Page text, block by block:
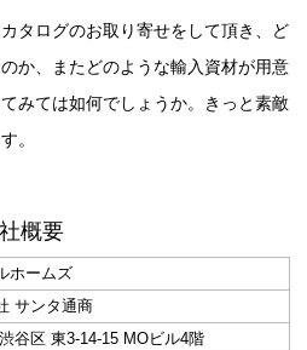
タログのお取り寄せをして頂き、ど
か、またどのような輸入資材が用意
みては如何でしょうか。きっと素敵
。
概要
ホームズ
サンタ通商
谷区 東3-14-15 MOビル4階